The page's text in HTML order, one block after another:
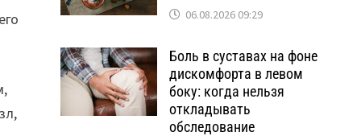
06.08.2026 09:29
Боль в суставах на фоне
дискомфорта в левом
боку: когда нельзя
откладывать
обследование